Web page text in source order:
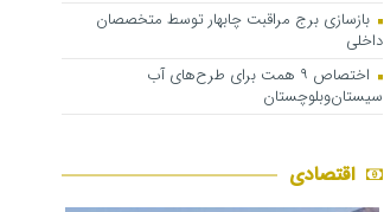
بازسازی برج مراقبت چابهار توسط متخصصان
داخلی
اختصاص ۹ همت برای طرح‌های آب
سیستان‌وبلوچستان
اقتصادی